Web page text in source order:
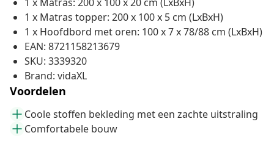
1 x Matras topper: 200 x 100 x 5 cm (LxBxH)
1 x Hoofdbord met oren: 100 x 7 x 78/88 cm (LxBxH)
EAN: 8721158213679
SKU: 3339320
Brand: vidaXL
Voordelen
Coole stoffen bekleding met een zachte uitstraling
Comfortabele bouw